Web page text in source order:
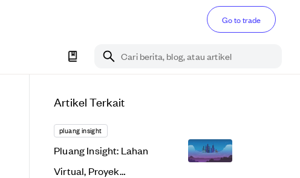
Go to trade
Cari berita, blog, atau artikel
Artikel Terkait
pluang insight
Pluang Insight: Lahan
Virtual, Proyek